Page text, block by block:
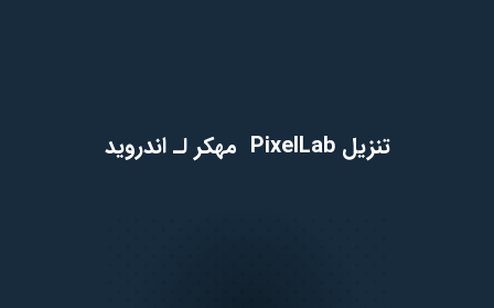
تنزيل PixelLab مهكر لـ اندرويد